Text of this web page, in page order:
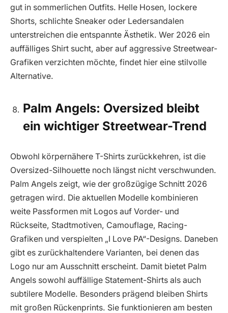
gut in sommerlichen Outfits. Helle Hosen, lockere
Shorts, schlichte Sneaker oder Ledersandalen
unterstreichen die entspannte Ästhetik. Wer 2026 ein
auffälliges Shirt sucht, aber auf aggressive Streetwear-
Grafiken verzichten möchte, findet hier eine stilvolle
Alternative.
Palm Angels: Oversized bleibt
ein wichtiger Streetwear-Trend
Obwohl körpernähere T-Shirts zurückkehren, ist die
Oversized-Silhouette noch längst nicht verschwunden.
Palm Angels zeigt, wie der großzügige Schnitt 2026
getragen wird. Die aktuellen Modelle kombinieren
weite Passformen mit Logos auf Vorder- und
Rückseite, Stadtmotiven, Camouflage, Racing-
Grafiken und verspielten „I Love PA“-Designs. Daneben
gibt es zurückhaltendere Varianten, bei denen das
Logo nur am Ausschnitt erscheint. Damit bietet Palm
Angels sowohl auffällige Statement-Shirts als auch
subtilere Modelle. Besonders prägend bleiben Shirts
mit großen Rückenprints. Sie funktionieren am besten